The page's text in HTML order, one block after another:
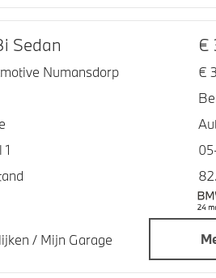
Sedan €
Numansdorp
€
/ Mijn Garage